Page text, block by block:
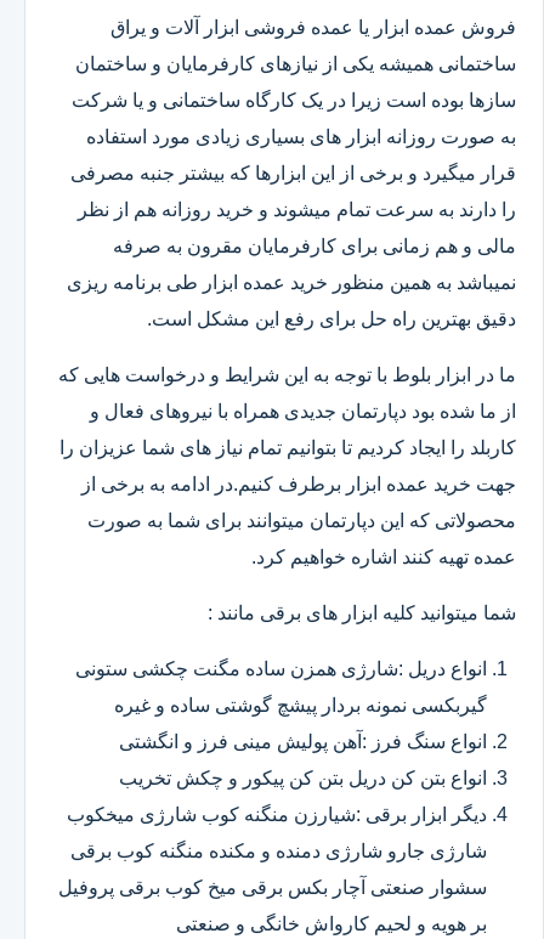
فروش عمده ابزار یا عمده فروشی ابزار آلات و یراق
ساختمانی همیشه یکی از نیازهای کارفرمایان و ساختمان
سازها بوده است زیرا در یک کارگاه ساختمانی و یا شرکت
به صورت روزانه ابزار های بسیاری زیادی مورد استفاده
قرار میگیرد و برخی از این ابزارها که بیشتر جنبه مصرفی
را دارند به سرعت تمام میشوند و خرید روزانه هم از نظر
مالی و هم زمانی برای کارفرمایان مقرون به صرفه
نمیباشد به همین منظور خرید عمده ابزار طی برنامه ریزی
دقیق بهترین راه حل برای رفع این مشکل است.
ما در ابزار بلوط با توجه به این شرایط و درخواست هایی که
از ما شده بود دپارتمان جدیدی همراه با نیروهای فعال و
کاربلد را ایجاد کردیم تا بتوانیم تمام نیاز های شما عزیزان را
جهت خرید عمده ابزار برطرف کنیم.در ادامه به برخی از
محصولاتی که این دپارتمان میتوانند برای شما به صورت
عمده تهیه کنند اشاره خواهیم کرد.
شما میتوانید کلیه ابزار های برقی مانند :
انواع دریل :شارژی همزن ساده مگنت چکشی ستونی
گیربکسی نمونه بردار پیشچ گوشتی ساده و غیره
انواع سنگ فرز :آهن پولیش مینی فرز و انگشتی
انواع بتن کن دریل بتن کن پیکور و چکش تخریب
دیگر ابزار برقی :شیارزن منگنه کوب شارژی میخکوب
شارژی جارو شارژی دمنده و مکنده منگنه کوب برقی
سشوار صنعتی آچار بکس برقی میخ کوب برقی پروفیل
بر هویه و لحیم کارواش خانگی و صنعتی